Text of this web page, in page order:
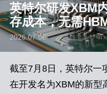
英特尔研发XBM
存成本，无需
2026.07.08
截至7月8日，英特尔一
在开发名为XBM的新型